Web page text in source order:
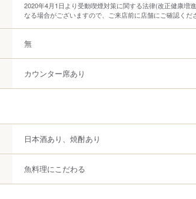
2020年4月1日より受動喫煙対策に関する法律(改正健康増
なる場合がございますので、ご来店前に店舗にご確認くだ
無
カウンター席あり
日本酒あり、焼酎あり
魚料理にこだわる